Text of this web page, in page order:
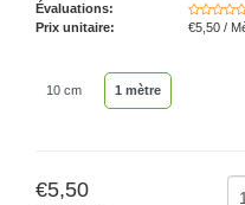
Évaluations:
Prix unitaire: €5,50 /
10 cm 1 mètre
€5,50